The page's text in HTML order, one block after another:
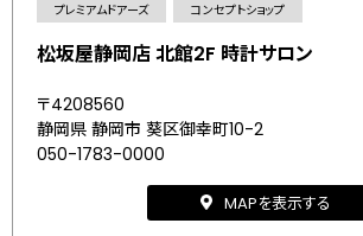
プレミアムドアーズ コンセプトショップ
松坂屋静岡店 北館2F 時計サロン
〒4208560
静岡県 静岡市 葵区御幸町10-2
050-1783-0000
MAPを表示する